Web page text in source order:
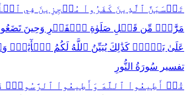
تَحۡسَبَنَّ ٱلَّذِينَ كَفَرُواْ مُعۡجِزِينَ فِي
مَرَّٰتٖۚ مِّن قَبۡلِ صَلَوٰةِ ٱلۡفَجۡرِ وَحِينَ
عَلَىٰ بَعۡضٖۚ كَذَٰلِكَ يُبَيِّنُ ٱللَّهُ لَكُمُ ٱلۡأٓيَٰتِۗ وَ
تفسير سُورَةُ النُّورِ
قُلۡ أَطِيعُواْ ٱللَّه
وَأَطِيعُواْ ٱلرَّسُولَۖ